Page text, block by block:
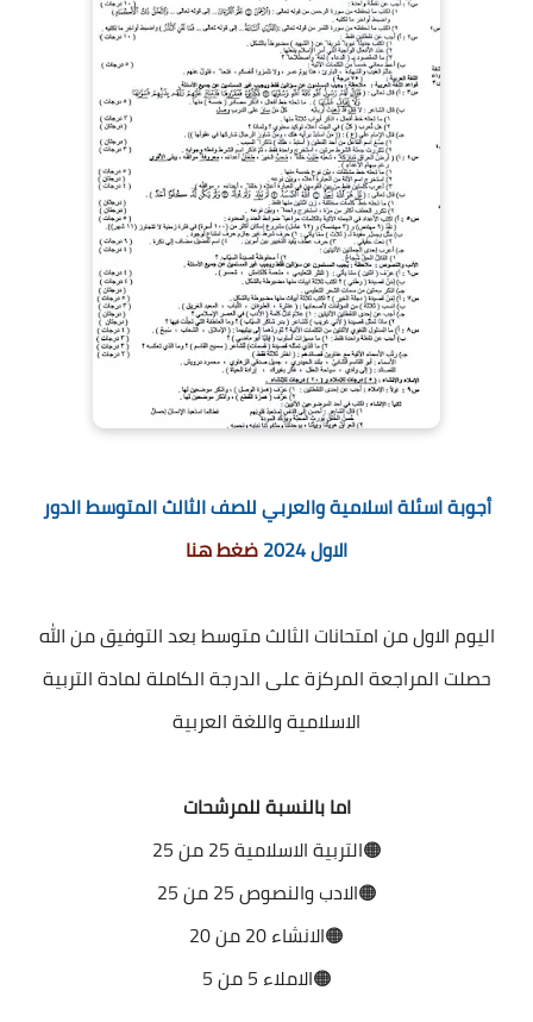
أجوبة اسئلة اسلامية والعربي للصف الثالث المتوسط الدور
الاول 2024
ضغط هنا
اليوم الاول من امتحانات الثالث متوسط بعد التوفيق من الله
حصلت المراجعة المركزة على الدرجة الكاملة لمادة التربية
الاسلامية واللغة العربية
اما بالنسبة للمرشحات
🟠التربية الاسلامية 25 من 25
🟠الادب والنصوص 25 من 25
🟠الانشاء 20 من 20
🟠الاملاء 5 من 5